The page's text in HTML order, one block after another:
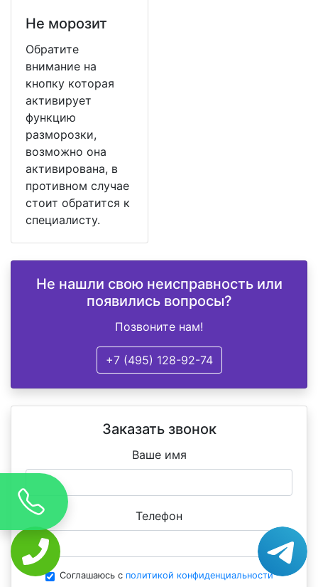
Не морозит
Обратите
внимание на
кнопку которая
активирует
функцию
разморозки,
возможно она
активирована, в
противном случае
стоит обратится к
специалисту.
Не нашли свою неисправность или
появились вопросы?
Позвоните нам!
+7 (495) 128-92-74
Заказать звонок
Ваше имя
Телефон
Соглашаюсь с политикой конфиденциальности